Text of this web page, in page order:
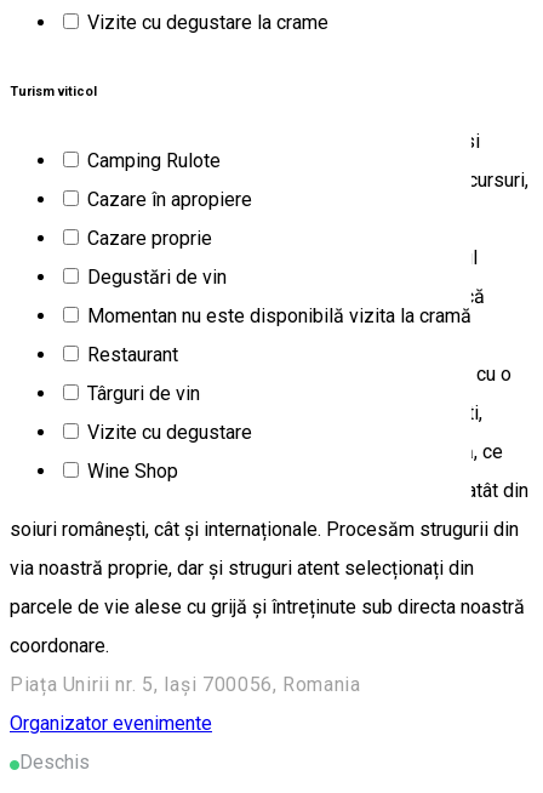
Vizite cu degustare la crame
Turism viticol
Camping Rulote
Cazare în apropiere
Cazare proprie
Degustări de vin
Momentan nu este disponibilă vizita la cramă
Restaurant
Târguri de vin
Vizite cu degustare
Wine Shop
Organizator evenimenteWine shop
Awesomm
AWESOMM - Experiente recomandate de Sommelieri si
profesionisti, este o platforma de vinuri, gastronomie, cursuri,
sustinute si recomandate de profesionisti din domeniul
ospitalitatii si HORECA. AWESOMM Wines este o marcă
experiență din Iași și crama Graden, o cramă de familie cu o
vie de 3,5 ha pe Dealul Florica din localitatea Ștefănești,
județul Argeș. Suntem o cramă boutique, experimentală, ce
produce vinuri de autor. Vinurile noastre sunt realizate atât din
soiuri românești, cât și internaționale. Procesăm strugurii din
via noastră proprie, dar și struguri atent selecționați din
parcele de vie alese cu grijă și întreținute sub directa noastră
coordonare.
Piața Unirii nr. 5, Iași 700056, Romania
Organizator evenimente
Deschis